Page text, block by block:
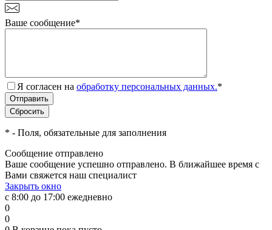
Ваше сообщение*
Я согласен на обработку персональных данных.*
* - Поля, обязательные для заполнения
Сообщение отправлено
Ваше сообщение успешно отправлено. В ближайшее время с
Вами свяжется наш специалист
Закрыть окно
с 8:00 до 17:00 ежедневно
0
0